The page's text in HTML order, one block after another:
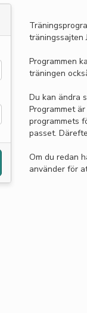
träningssajten
Programmen
träningen
Du kan ändra
Programmet
programmets
passet.
Om du redan
använder för